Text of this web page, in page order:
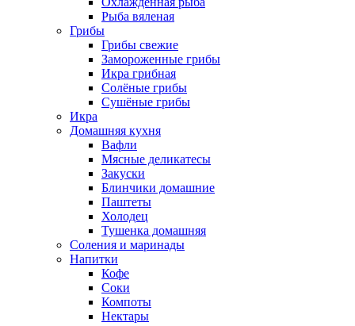
Рыба вяленая
Грибы
Грибы свежие
Замороженные грибы
Икра грибная
Солёные грибы
Сушёные грибы
Икра
Домашняя кухня
Вафли
Мясные деликатесы
Закуски
Блинчики домашние
Паштеты
Холодец
Тушенка домашняя
Соления и маринады
Напитки
Кофе
Соки
Компоты
Нектары